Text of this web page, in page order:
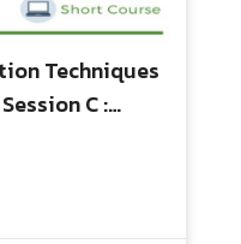
Techniques
C :